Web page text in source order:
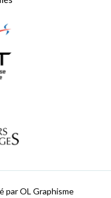
par OL Graphisme